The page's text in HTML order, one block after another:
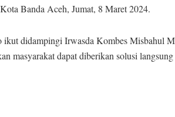
Banda Aceh, Jumat, 8 Maret 2024.
didampingi Irwasda Kombes Misbahul
masyarakat dapat diberikan solusi